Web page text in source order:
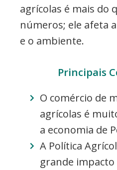
agrícolas é mais do
números; ele afeta
e o ambiente.
Principais
O comércio de
agrícolas é
a economia de
A Política
grande